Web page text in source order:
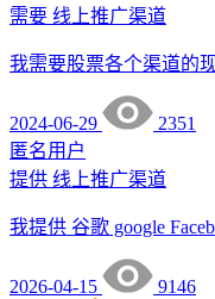
需要 线上推广渠道
我需要股票各个渠道的
2024-06-29
2351
匿名用户
提供 线上推广渠道
我提供 谷歌 google
2026-04-15 9146